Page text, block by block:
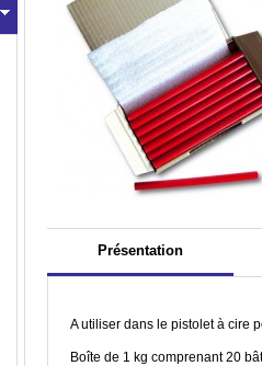
Présentation
A utiliser dans le pistolet à cire
Boîte de 1 kg comprenant 20